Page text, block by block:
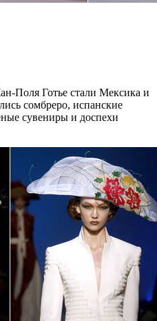
Поля Готье стали Мексика и
сомбреро, испанские
сувениры и доспехи